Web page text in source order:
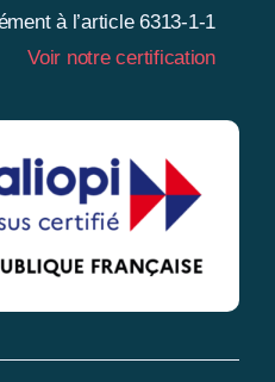
à l’article 6313-1-1
Voir notre certification